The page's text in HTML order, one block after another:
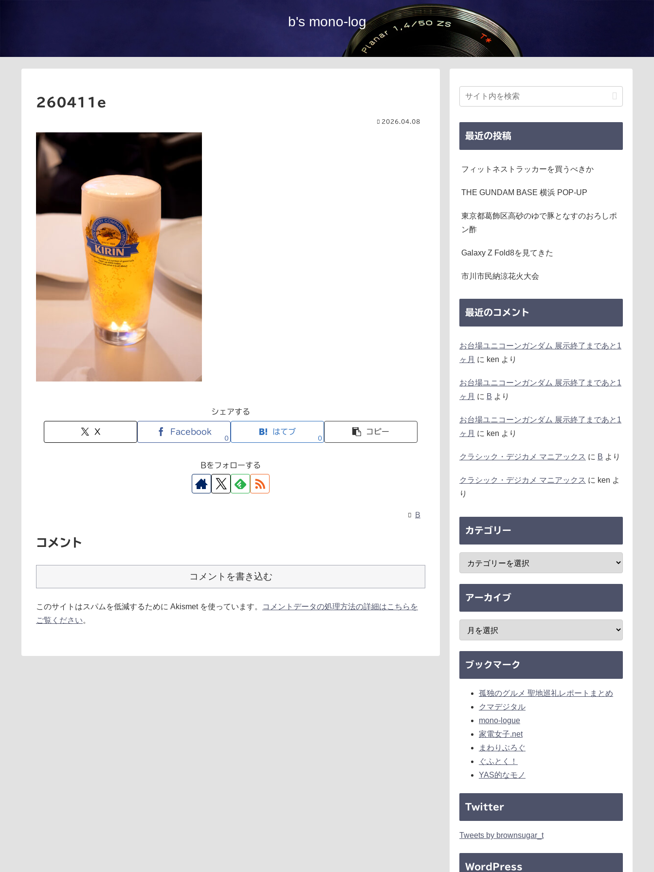
b's mono-log
260411e
2026.04.08
シェアする
X Facebook
0
はてブ
0
コピー
Bをフォローする
B
コメント
コメントを書き込む
このサイトはスパムを低減するために Akismet を使っています。
コメントデータの処理方法の詳細はこちらを
ご覧ください。
最近の投稿
フィットネストラッカーを買うべきか
THE GUNDAM BASE 横浜 POP-UP
東京都葛飾区高砂のゆで豚となすのおろしポ
ン酢
Galaxy Z Fold8を見てきた
市川市民納涼花火大会
最近のコメント
お台場ユニコーンガンダム 展示終了まであと1
ヶ月 に ken より
お台場ユニコーンガンダム 展示終了まであと1
ヶ月 に B より
お台場ユニコーンガンダム 展示終了まであと1
ヶ月 に ken より
クラシック・デジカメ マニアックス に B より
クラシック・デジカメ マニアックス に ken よ
り
カテゴリー
アーカイブ
ブックマーク
孤独のグルメ 聖地巡礼レポートまとめ
クマデジタル
mono-logue
家電女子.net
まわりぶろぐ
ぐふとく！
YAS的なモノ
Twitter
Tweets by brownsugar_t
WordPress